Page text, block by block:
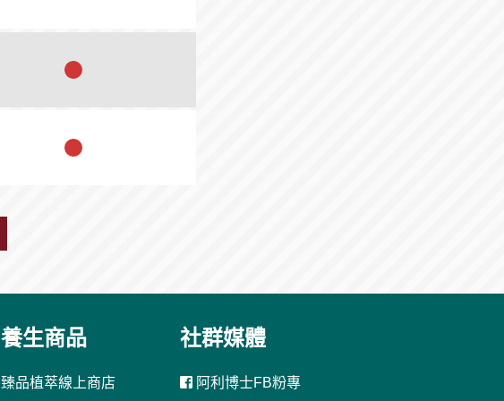
養生商品
臻品植萃線上商店
社群媒體
阿利博士FB粉專